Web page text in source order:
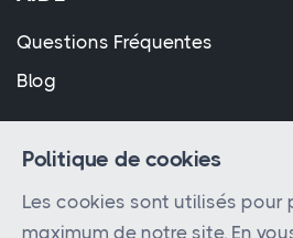
Questions Fréquentes
Blog
Politique de cookies
Les cookies sont utilisés pour
maximum de notre site. En